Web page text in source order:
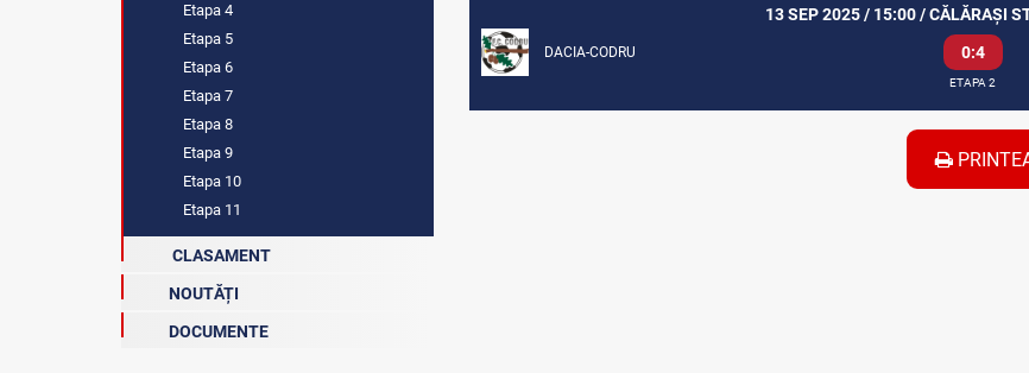
Etapa 4
Etapa 5
Etapa 6
Etapa 7
Etapa 8
Etapa 9
Etapa 10
Etapa 11
CLASAMENT
NOUTĂȚI
DOCUMENTE
13 SEP 2025 / 15:00 / CĂLĂRAȘI
DACIA-CODRU 0:4
ETAPA 2